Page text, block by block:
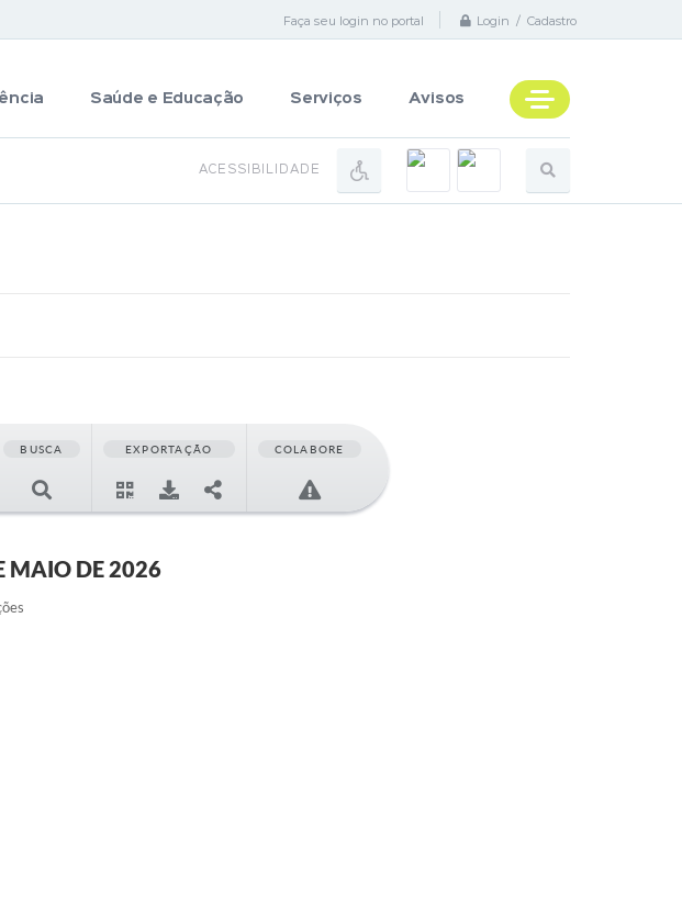
Faça seu login no portal Login / Cadastro
Saúde e Educação Serviços Avisos
ACESSIBILIDADE
BUSCA EXPORTAÇÃO COLABORE
MAIO DE 2026